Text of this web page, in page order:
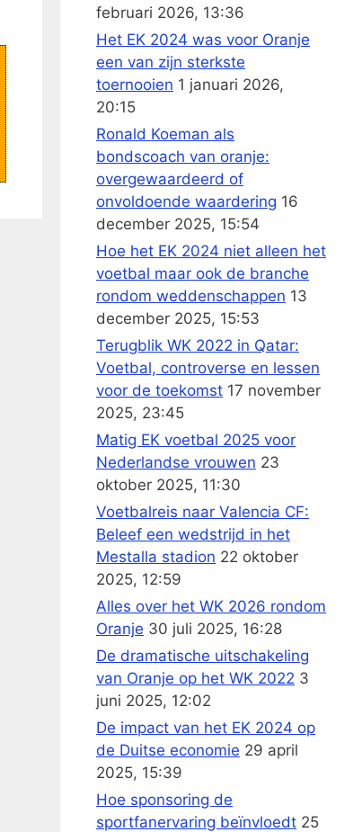
februari 2026, 13:36
Het EK 2024 was voor Oranje
een van zijn sterkste
toernooien 1 januari 2026,
20:15
Ronald Koeman als
bondscoach van oranje:
overgewaardeerd of
onvoldoende waardering 16
december 2025, 15:54
Hoe het EK 2024 niet alleen het
voetbal maar ook de branche
rondom weddenschappen 13
december 2025, 15:53
Terugblik WK 2022 in Qatar:
Voetbal, controverse en lessen
voor de toekomst 17 november
2025, 23:45
Matig EK voetbal 2025 voor
Nederlandse vrouwen 23
oktober 2025, 11:30
Voetbalreis naar Valencia CF:
Beleef een wedstrijd in het
Mestalla stadion 22 oktober
2025, 12:59
Alles over het WK 2026 rondom
Oranje 30 juli 2025, 16:28
De dramatische uitschakeling
van Oranje op het WK 2022 3
juni 2025, 12:02
De impact van het EK 2024 op
de Duitse economie 29 april
2025, 15:39
Hoe sponsoring de
sportfanervaring beïnvloedt 25